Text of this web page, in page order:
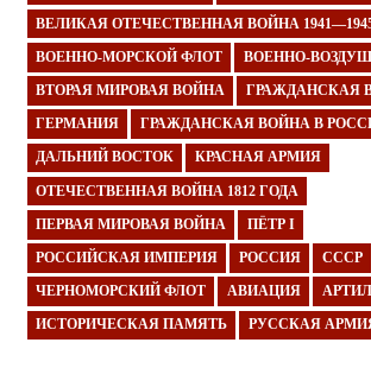
ВЕЛИКАЯ ОТЕЧЕСТВЕННАЯ ВОЙНА
ВОЕННО-МОРСКОЙ ФЛОТ ВОЕННО-
ВТОРАЯ МИРОВАЯ ВОЙНА ГРАЖДАНСКАЯ
ГЕРМАНИЯ ГРАЖДАНСКАЯ ВОЙНА В
ДАЛЬНИЙ ВОСТОК КРАСНАЯ АРМИЯ
ОТЕЧЕСТВЕННАЯ ВОЙНА 1812 ГОДА
ПЕРВАЯ МИРОВАЯ ВОЙНА ПЁТР I
РОССИЙСКАЯ ИМПЕРИЯ РОССИЯ СССР
ЧЕРНОМОРСКИЙ ФЛОТ АВИАЦИЯ
ИСТОРИЧЕСКАЯ ПАМЯТЬ РУССКАЯ